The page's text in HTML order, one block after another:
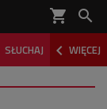
shopping_cart 
SŁUCHAJ  WIĘCEJ
